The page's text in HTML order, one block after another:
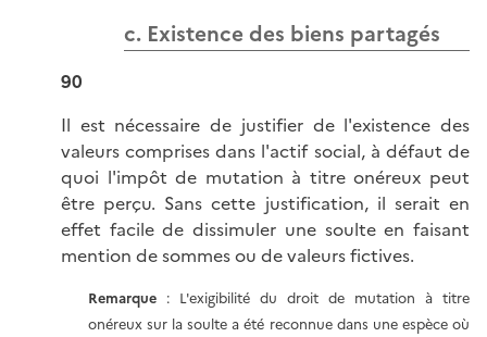
c. Existence des biens partagés
90
Il est nécessaire de justifier de l'existence des
valeurs comprises dans l'actif social, à défaut de
quoi l'impôt de mutation à titre onéreux peut
être perçu. Sans cette justification, il serait en
effet facile de dissimuler une soulte en faisant
mention de sommes ou de valeurs fictives.
Remarque: L'exigibilité du droit de mutation à titre
onéreux sur la soulte a été reconnue dans une espèce où